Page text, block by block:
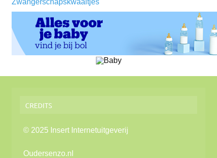
lijst
Zwangerschapskwaaltjes
CREDITS
© 2025 Insert Internetuitgeverij
Oudersenzo.nl